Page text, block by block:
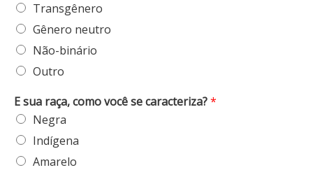
Transgênero
Gênero neutro
Não-binário
Outro
E sua raça, como você se caracteriza?*
Negra
Indígena
Amarelo